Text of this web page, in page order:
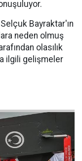
Bayraktar'ın
neden olmuş
olasılık
ilgili gelişmeler